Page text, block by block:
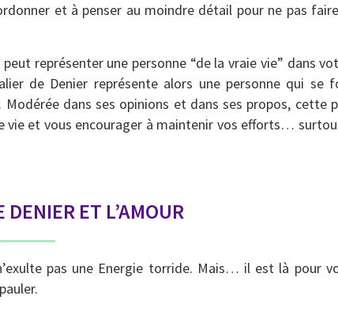
et à penser au moindre détail pour ne pas
représenter une personne “de la vraie vie” dans
de Denier représente alors une personne qui se
dans ses opinions et dans ses propos, cette
vie et vous encourager à maintenir vos efforts…
DENIER ET L’AMOUR
pas une Energie torride. Mais… il est là pour